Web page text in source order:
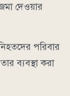
দেওয়ার
পরিবার
ব্যবস্থা করা